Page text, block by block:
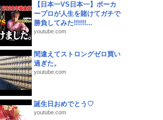
【日本一VS日本一】ポーカ
ープロが人生を賭けてガチで
勝負してみた!!!!!!...
youtube.com
間違えてストロングゼロ買い
過ぎた。
youtube.com
誕生日おめでとう♡
youtube.com